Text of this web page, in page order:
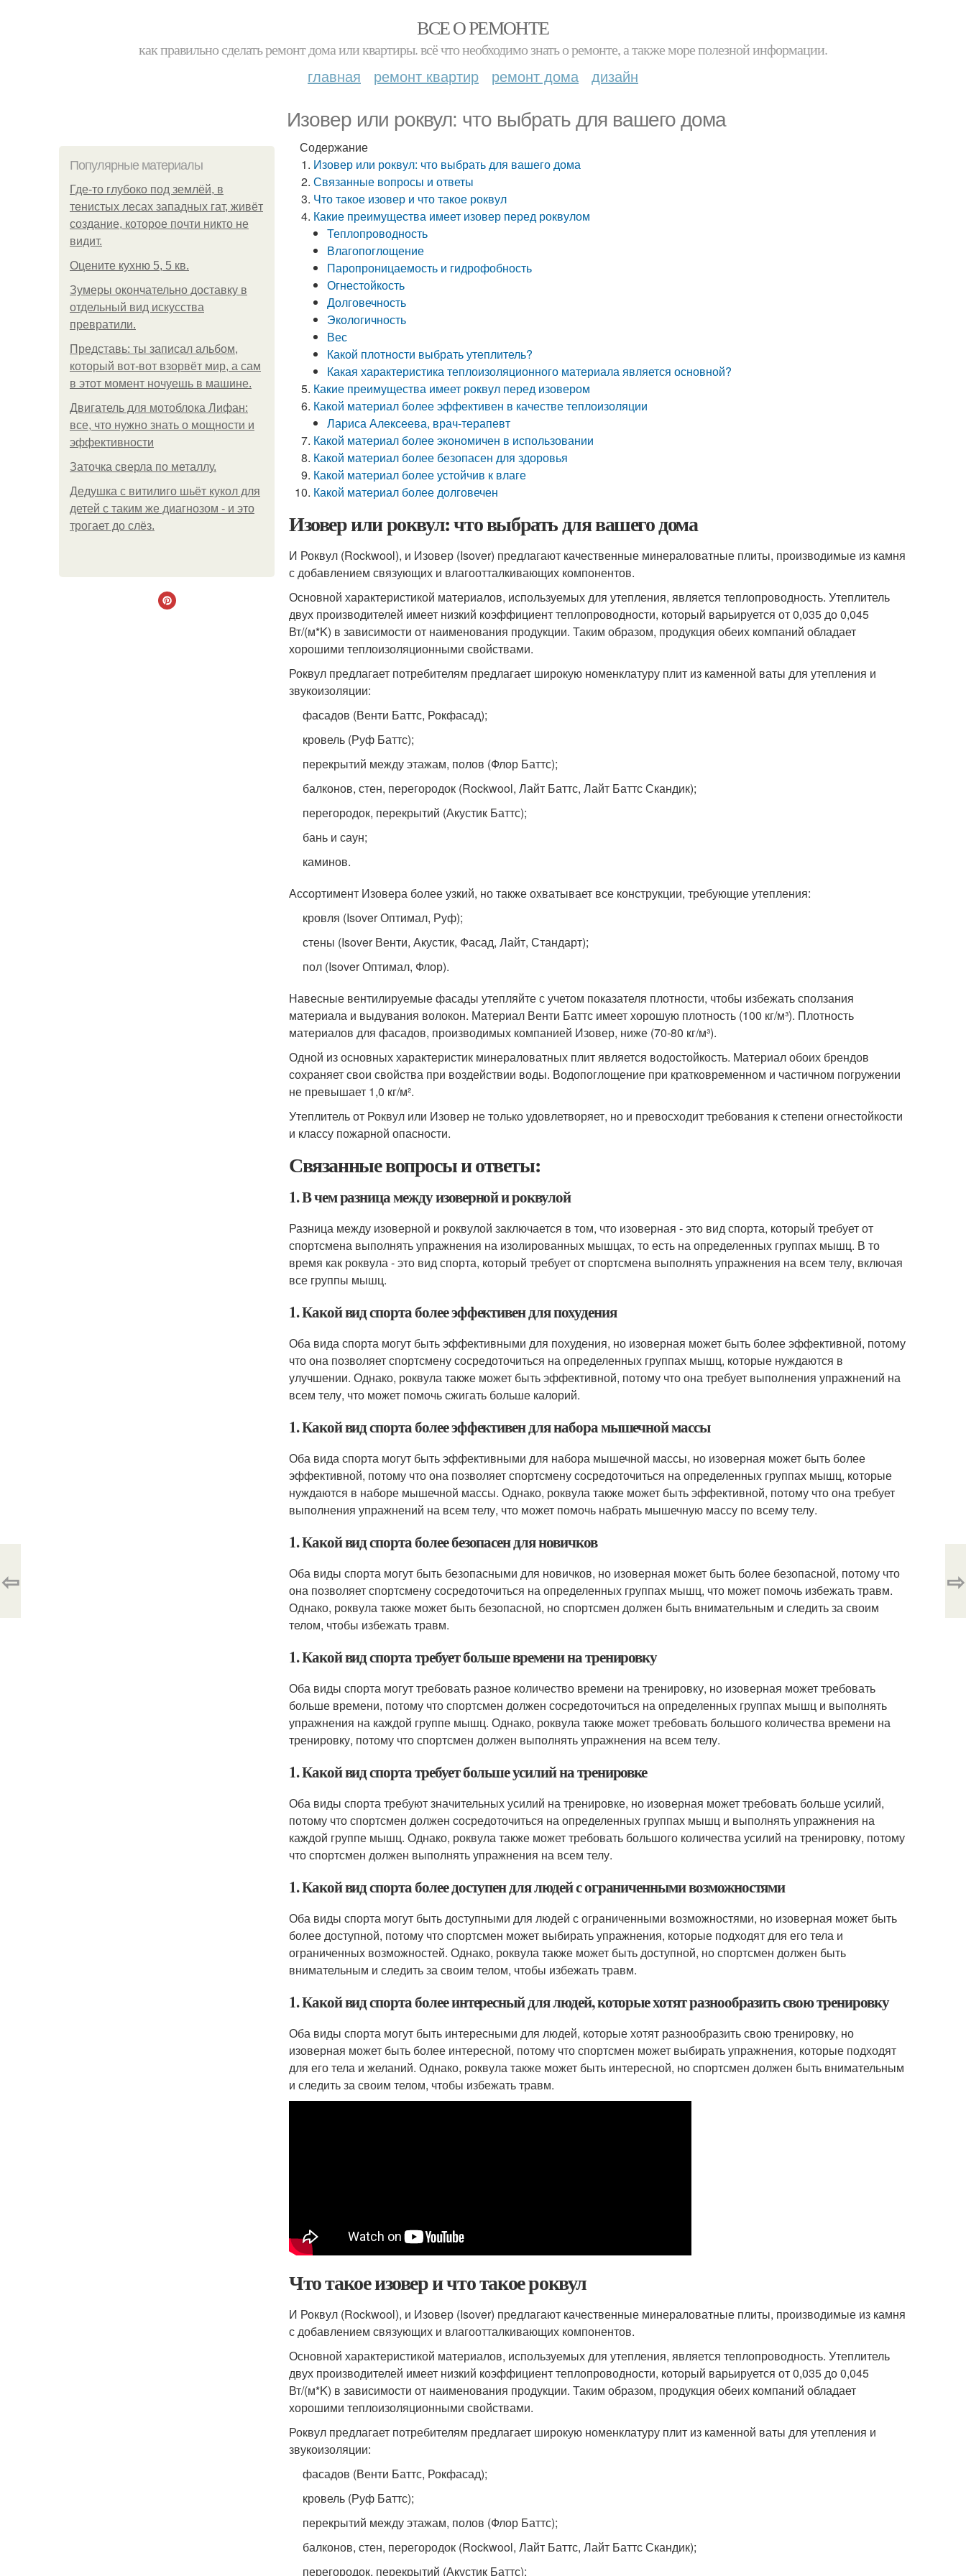
ВСЕ О РЕМОНТЕ
как правильно сделать ремонт дома или квартиры. всё что необходимо знать о ремонте, а также море полезной информации.
главная ремонт квартир ремонт дома дизайн
Изовер или роквул: что выбрать для вашего дома
Популярные материалы
Где-то глубоко под землёй, в
тенистых лесах западных гат, живёт
создание, которое почти никто не
видит.
Оцените кухню 5, 5 кв.
Зумеры окончательно доставку в
отдельный вид искусства
превратили.
Представь: ты записал альбом,
который вот-вот взорвёт мир, а сам
в этот момент ночуешь в машине.
Двигатель для мотоблока Лифан:
все, что нужно знать о мощности и
эффективности
Заточка сверла по металлу.
Дедушка с витилиго шьёт кукол для
детей с таким же диагнозом - и это
трогает до слёз.
Содержание
Изовер или роквул: что выбрать для вашего дома
Связанные вопросы и ответы
Что такое изовер и что такое роквул
Какие преимущества имеет изовер перед роквулом
Теплопроводность
Влагопоглощение
Паропроницаемость и гидрофобность
Огнестойкость
Долговечность
Экологичность
Вес
Какой плотности выбрать утеплитель?
Какая характеристика теплоизоляционного материала является основной?
Какие преимущества имеет роквул перед изовером
Какой материал более эффективен в качестве теплоизоляции
Лариса Алексеева, врач-терапевт
Какой материал более экономичен в использовании
Какой материал более безопасен для здоровья
Какой материал более устойчив к влаге
Какой материал более долговечен
Изовер или роквул: что выбрать для вашего дома
И Роквул (Rockwool), и Изовер (Isover) предлагают качественные минераловатные плиты, производимые из камня
с добавлением связующих и влагоотталкивающих компонентов.
Основной характеристикой материалов, используемых для утепления, является теплопроводность. Утеплитель
двух производителей имеет низкий коэффициент теплопроводности, который варьируется от 0,035 до 0,045
Вт/(м*K) в зависимости от наименования продукции. Таким образом, продукция обеих компаний обладает
хорошими теплоизоляционными свойствами.
Роквул предлагает потребителям предлагает широкую номенклатуру плит из каменной ваты для утепления и
звукоизоляции:
фасадов (Венти Баттс, Рокфасад);
кровель (Руф Баттс);
перекрытий между этажам, полов (Флор Баттс);
балконов, стен, перегородок (Rockwool, Лайт Баттс, Лайт Баттс Скандик);
перегородок, перекрытий (Акустик Баттс);
бань и саун;
каминов.
Ассортимент Изовера более узкий, но также охватывает все конструкции, требующие утепления:
кровля (Isover Оптимал, Руф);
стены (Isover Венти, Акустик, Фасад, Лайт, Стандарт);
пол (Isover Оптимал, Флор).
Навесные вентилируемые фасады утепляйте с учетом показателя плотности, чтобы избежать сползания
материала и выдувания волокон. Материал Венти Баттс имеет хорошую плотность (100 кг/м³). Плотность
материалов для фасадов, производимых компанией Изовер, ниже (70-80 кг/м³).
Одной из основных характеристик минераловатных плит является водостойкость. Материал обоих брендов
сохраняет свои свойства при воздействии воды. Водопоглощение при кратковременном и частичном погружении
не превышает 1,0 кг/м².
Утеплитель от Роквул или Изовер не только удовлетворяет, но и превосходит требования к степени огнестойкости
и классу пожарной опасности.
Связанные вопросы и ответы:
1. В чем разница между изоверной и роквулой
Разница между изоверной и роквулой заключается в том, что изоверная - это вид спорта, который требует от
спортсмена выполнять упражнения на изолированных мышцах, то есть на определенных группах мышц. В то
время как роквула - это вид спорта, который требует от спортсмена выполнять упражнения на всем телу, включая
все группы мышц.
1. Какой вид спорта более эффективен для похудения
Оба вида спорта могут быть эффективными для похудения, но изоверная может быть более эффективной, потому
что она позволяет спортсмену сосредоточиться на определенных группах мышц, которые нуждаются в
улучшении. Однако, роквула также может быть эффективной, потому что она требует выполнения упражнений на
всем телу, что может помочь сжигать больше калорий.
1. Какой вид спорта более эффективен для набора мышечной массы
Оба вида спорта могут быть эффективными для набора мышечной массы, но изоверная может быть более
эффективной, потому что она позволяет спортсмену сосредоточиться на определенных группах мышц, которые
нуждаются в наборе мышечной массы. Однако, роквула также может быть эффективной, потому что она требует
выполнения упражнений на всем телу, что может помочь набрать мышечную массу по всему телу.
1. Какой вид спорта более безопасен для новичков
Оба виды спорта могут быть безопасными для новичков, но изоверная может быть более безопасной, потому что
она позволяет спортсмену сосредоточиться на определенных группах мышц, что может помочь избежать травм.
Однако, роквула также может быть безопасной, но спортсмен должен быть внимательным и следить за своим
телом, чтобы избежать травм.
1. Какой вид спорта требует больше времени на тренировку
Оба виды спорта могут требовать разное количество времени на тренировку, но изоверная может требовать
больше времени, потому что спортсмен должен сосредоточиться на определенных группах мышц и выполнять
упражнения на каждой группе мышц. Однако, роквула также может требовать большого количества времени на
тренировку, потому что спортсмен должен выполнять упражнения на всем телу.
1. Какой вид спорта требует больше усилий на тренировке
Оба виды спорта требуют значительных усилий на тренировке, но изоверная может требовать больше усилий,
потому что спортсмен должен сосредоточиться на определенных группах мышц и выполнять упражнения на
каждой группе мышц. Однако, роквула также может требовать большого количества усилий на тренировку, потому
что спортсмен должен выполнять упражнения на всем телу.
1. Какой вид спорта более доступен для людей с ограниченными возможностями
Оба виды спорта могут быть доступными для людей с ограниченными возможностями, но изоверная может быть
более доступной, потому что спортсмен может выбирать упражнения, которые подходят для его тела и
ограниченных возможностей. Однако, роквула также может быть доступной, но спортсмен должен быть
внимательным и следить за своим телом, чтобы избежать травм.
1. Какой вид спорта более интересный для людей, которые хотят разнообразить свою тренировку
Оба виды спорта могут быть интересными для людей, которые хотят разнообразить свою тренировку, но
изоверная может быть более интересной, потому что спортсмен может выбирать упражнения, которые подходят
для его тела и желаний. Однако, роквула также может быть интересной, но спортсмен должен быть внимательным
и следить за своим телом, чтобы избежать травм.
Что такое изовер и что такое роквул
И Роквул (Rockwool), и Изовер (Isover) предлагают качественные минераловатные плиты, производимые из камня
с добавлением связующих и влагоотталкивающих компонентов.
Основной характеристикой материалов, используемых для утепления, является теплопроводность. Утеплитель
двух производителей имеет низкий коэффициент теплопроводности, который варьируется от 0,035 до 0,045
Вт/(м*K) в зависимости от наименования продукции. Таким образом, продукция обеих компаний обладает
хорошими теплоизоляционными свойствами.
Роквул предлагает потребителям предлагает широкую номенклатуру плит из каменной ваты для утепления и
звукоизоляции:
фасадов (Венти Баттс, Рокфасад);
кровель (Руф Баттс);
перекрытий между этажам, полов (Флор Баттс);
балконов, стен, перегородок (Rockwool, Лайт Баттс, Лайт Баттс Скандик);
перегородок, перекрытий (Акустик Баттс);
⇦ ⇨